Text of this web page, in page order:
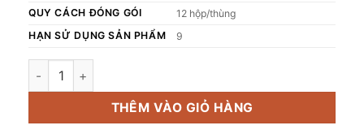
QUY CÁCH ĐÓNG GÓI
12 hộp/thùng
HẠN SỬ DỤNG SẢN PHẨM
9
Gạo Japonica Premium HEBE giúp bé ăn ngon miệng hơn
THÊM VÀO GIỎ HÀNG